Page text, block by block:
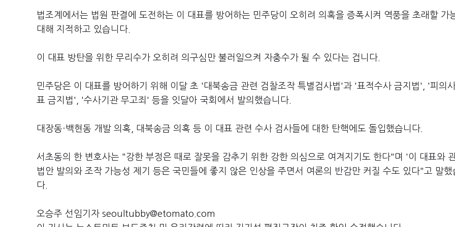
법조계에서는 법원 판결에 도전하는 이 대표를 방어하는 민주당이 오히려 의혹을 증폭시켜 역풍을 초래할 가
대해 지적하고 있습니다.
이 대표 방탄을 위한 무리수가 오히려 의구심만 불러일으켜 자충수가 될 수 있다는 겁니다.
민주당은 이 대표를 방어하기 위해 이달 초 '대북송금 관련 검찰조작 특별검사법'과 '표적수사 금지법', '피의
표 금지법', '수사기관 무고죄' 등을 잇달아 국회에서 발의했습니다.
대장동·백현동 개발 의혹, 대북송금 의혹 등 이 대표 관련 수사 검사들에 대한 탄핵에도 돌입했습니다.
서초동의 한 변호사는 "강한 부정은 때로 잘못을 감추기 위한 강한 의심으로 여겨지기도 한다"며 '이 대표와
법안 발의와 조작 가능성 제기 등은 국민들에 좋지 않은 인상을 주면서 여론의 반감만 커질 수도 있다"고 말했
다.
오승주 선임기자 seoultubby@etomato.com